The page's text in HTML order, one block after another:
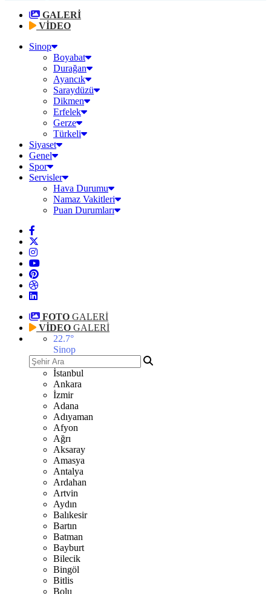
GALERİ
VİDEO
Sinop
Boyabat
Durağan
Ayancık
Saraydüzü
Dikmen
Erfelek
Gerze
Türkeli
Siyaset
Genel
Spor
Servisler
Hava Durumu
Namaz Vakitleri
Puan Durumları
FOTO GALERİ
VİDEO GALERİ
22.7°
Sinop
İstanbul
Ankara
İzmir
Adana
Adıyaman
Afyon
Ağrı
Aksaray
Amasya
Antalya
Ardahan
Artvin
Aydın
Balıkesir
Bartın
Batman
Bayburt
Bilecik
Bingöl
Bitlis
Bolu